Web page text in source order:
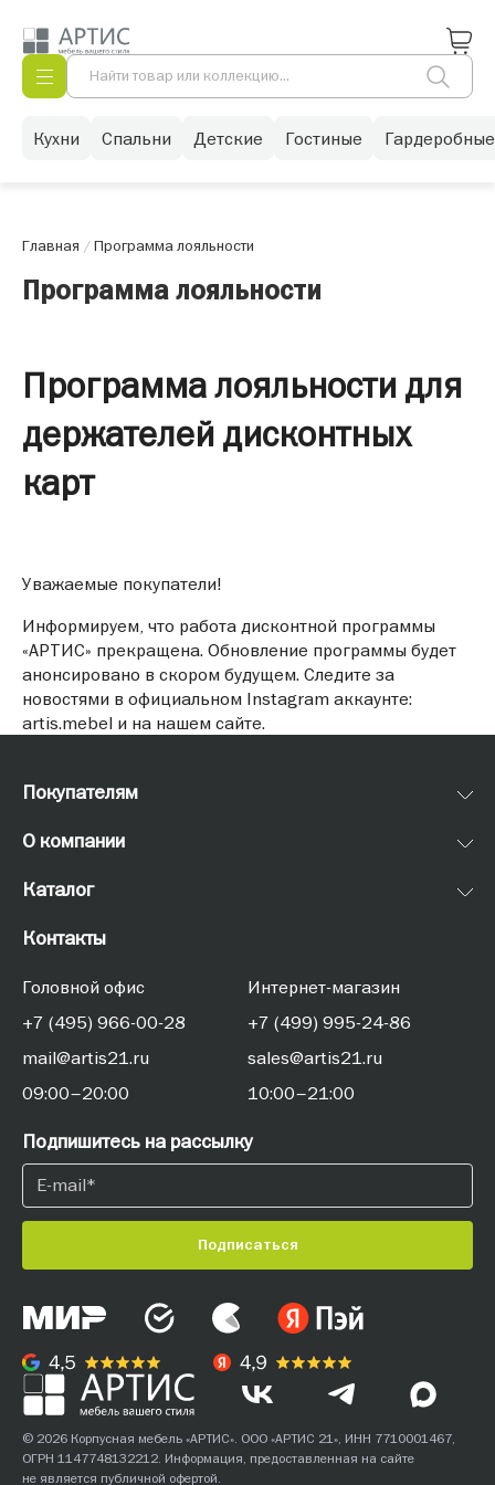
Кухни Спальни Детские Гостиные Гардеробные
Главная /Программа лояльности
Программа лояльности
Программа лояльности для
держателей дисконтных
карт
Уважаемые покупатели!
Информируем, что работа дисконтной программы
«АРТИС» прекращена. Обновление программы будет
анонсировано в скором будущем. Следите за
новостями в официальном Instagram аккаунте:
artis.mebel и на нашем сайте.
Покупателям
О компании
Каталог
Контакты
Головной офис
+7 (495) 966-00-28
mail@artis21.ru
09:00–20:00
Интернет-магазин
+7 (499) 995-24-86
sales@artis21.ru
10:00–21:00
Подпишитесь на рассылку
Подписаться
© 2026 Корпусная мебель «АРТИС». ООО «АРТИС 21», ИНН 7710001467,
ОГРН 1147748132212. Информация, предоставленная на сайте
не является публичной офертой.